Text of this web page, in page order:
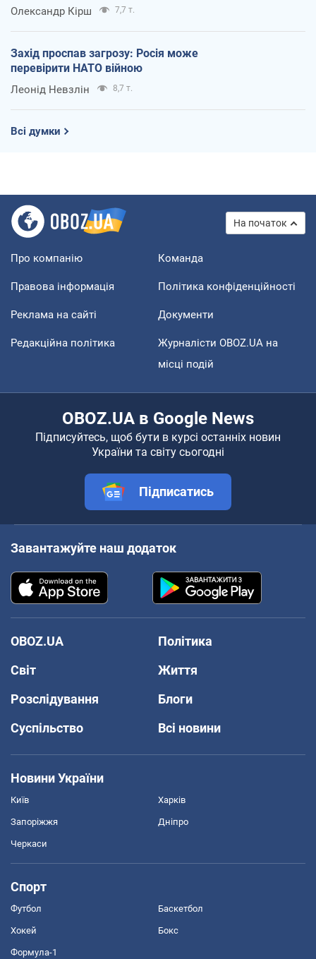
Олександр Кірш 7,7 т.
Захід проспав загрозу: Росія може
перевірити НАТО війною
Леонід Невзлін 8,7 т.
Всі думки
На початок
Про компанію Команда
Правова інформація Політика конфіденційності
Реклама на сайті Документи
Редакційна політика
Журналісти OBOZ.UA на
місці подій
OBOZ.UA в Google News
Підписуйтесь, щоб бути в курсі останніх новин
України та світу сьогодні
Підписатись
Завантажуйте наш додаток
OBOZ.UA
Політика
Світ
Життя
Розслідування
Блоги
Суспільство
Всі новини
Новини України
Київ Харків
Запоріжжя Дніпро
Черкаси
Спорт
Футбол Баскетбол
Хокей Бокс
Формула-1